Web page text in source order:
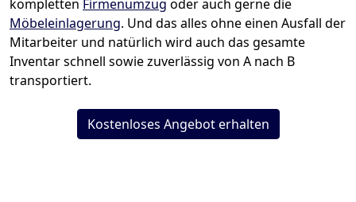
kompletten Firmenumzug oder auch gerne die
Möbeleinlagerung. Und das alles ohne einen Ausfall der
Mitarbeiter und natürlich wird auch das gesamte
Inventar schnell sowie zuverlässig von A nach B
transportiert.
Kostenloses Angebot erhalten